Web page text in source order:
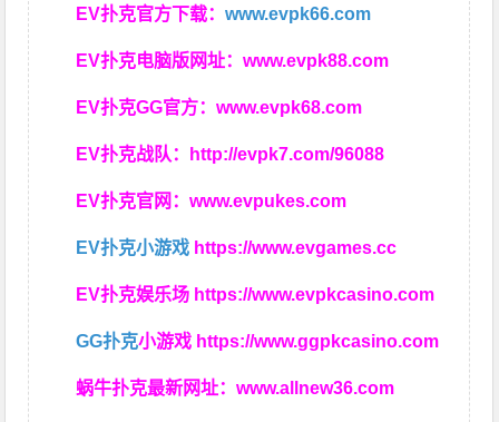
EV扑克官方下载：www.evpk66.com
EV扑克电脑版网址：www.evpk88.com
EV扑克GG官方：www.evpk68.com
EV扑克战队： http://evpk7.com/96088
EV扑克官网：www.evpukes.com
EV扑克小游戏 https://www.evgames.cc
EV扑克娱乐场 https://www.evpkcasino.com
GG扑克小游戏 https://www.ggpkcasino.com
蜗牛扑克最新网址：www.allnew36.com